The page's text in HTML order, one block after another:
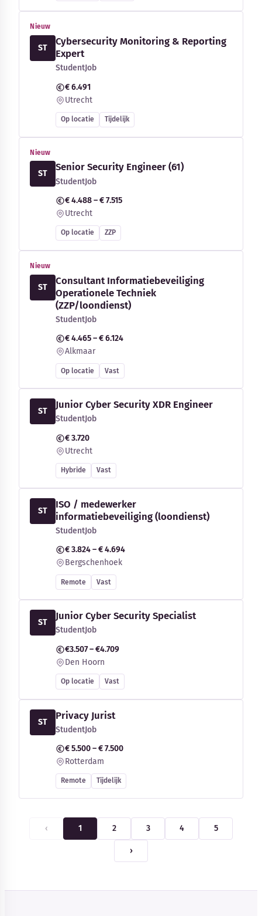
Nieuw
ST
Cybersecurity Monitoring & Reporting
Expert
StudentJob
€ 6.491
Utrecht
Op locatie Tijdelijk
Nieuw
ST
Senior Security Engineer (61)
StudentJob
€ 4.488 – € 7.515
Utrecht
Op locatie ZZP
Nieuw
ST
Consultant Informatiebeveiliging
Operationele Techniek
(ZZP/loondienst)
StudentJob
€ 4.465 – € 6.124
Alkmaar
Op locatie Vast
ST
Junior Cyber Security XDR Engineer
StudentJob
€ 3.720
Utrecht
Hybride Vast
ST
ISO / medewerker
informatiebeveiliging (loondienst)
StudentJob
€ 3.824 – € 4.694
Bergschenhoek
Remote Vast
ST
Junior Cyber Security Specialist
StudentJob
€3.507 – €4.709
Den Hoorn
Op locatie Vast
ST
Privacy Jurist
StudentJob
€ 5.500 – € 7.500
Rotterdam
Remote Tijdelijk
‹ 1 2 3 4 5
›